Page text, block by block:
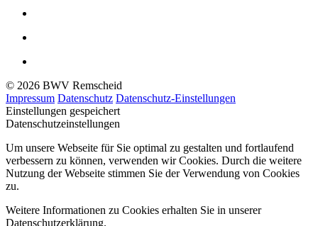
© 2026 BWV Remscheid
Impressum Datenschutz Datenschutz-Einstellungen
Einstellungen gespeichert
Datenschutzeinstellungen
Um unsere Webseite für Sie optimal zu gestalten und fortlaufend
verbessern zu können, verwenden wir Cookies. Durch die weitere
Nutzung der Webseite stimmen Sie der Verwendung von Cookies
zu.
Weitere Informationen zu Cookies erhalten Sie in unserer
Datenschutzerklärung.